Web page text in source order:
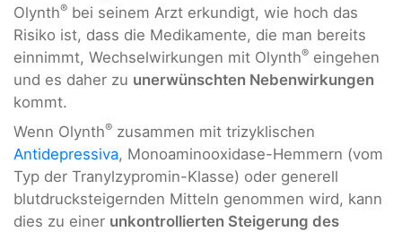
Olynth® bei seinem Arzt erkundigt, wie hoch das
Risiko ist, dass die Medikamente, die man bereits
einnimmt, Wechselwirkungen mit Olynth® eingehen
und es daher zu unerwünschten Nebenwirkungen
kommt.
Wenn Olynth® zusammen mit trizyklischen
Antidepressiva, Monoaminooxidase-Hemmern (vom
Typ der Tranylzypromin-Klasse) oder generell
blutdrucksteigernden Mitteln genommen wird, kann
dies zu einer unkontrollierten Steigerung des